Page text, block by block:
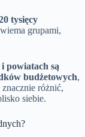
tysięcy
grupami,
powiatach są
budżetowych,
różnić,
siebie.